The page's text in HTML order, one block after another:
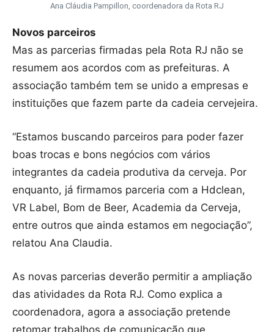
Ana Cláudia Pampillon, coordenadora da Rota RJ
Novos parceiros
Mas as parcerias firmadas pela Rota RJ não se
resumem aos acordos com as prefeituras. A
associação também tem se unido a empresas e
instituições que fazem parte da cadeia cervejeira.
“Estamos buscando parceiros para poder fazer
boas trocas e bons negócios com vários
integrantes da cadeia produtiva da cerveja. Por
enquanto, já firmamos parceria com a Hdclean,
VR Label, Bom de Beer, Academia da Cerveja,
entre outros que ainda estamos em negociação”,
relatou Ana Claudia.
As novas parcerias deverão permitir a ampliação
das atividades da Rota RJ. Como explica a
coordenadora, agora a associação pretende
retomar trabalhos de comunicação que